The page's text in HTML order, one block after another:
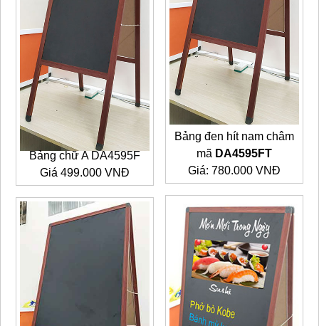
Bảng chữ A DA4595F
Giá 499.000 VNĐ
Bảng đen hít nam châm
mã DA4595FT
Giá: 780.000 VNĐ